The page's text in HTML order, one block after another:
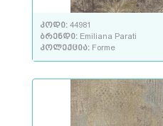
კოდი: 44981
ბრენდი: Emiliana Parati
კოლექცია: Forme